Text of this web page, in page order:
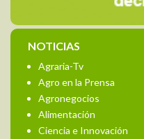
NOTICIAS
Agraria-Tv
Agro en la Prensa
Agronegocios
Alimentación
Ciencia e Innovación